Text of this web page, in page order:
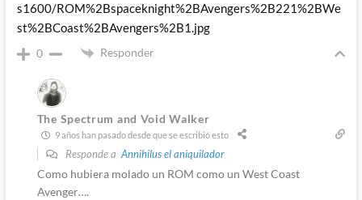
s1600/ROM%2Bspaceknight%2BAvengers%2B221%2BWe
st%2BCoast%2BAvengers%2B1.jpg
0 Responder
The Spectrum and Void Walker
9 años han pasado desde que se escribió esto
Responde aAnnihilus el aniquilador
Como hubiera molado un ROM como un West Coast
Avenger….